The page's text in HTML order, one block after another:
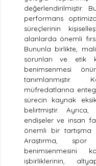
değerlendirilmiştir.
performans
süreçlerinin
alanlarda önemli
Bununla birlikte,
sorunları ve etik
benimsenmesi
tanımlanmıştır.
müfredatlarına
sürecin kaynak
belirtmiştir.
endişeler ve insan
önemli bir tartışma
Araştırma,
benimsenmesini
işbirliklerinin,